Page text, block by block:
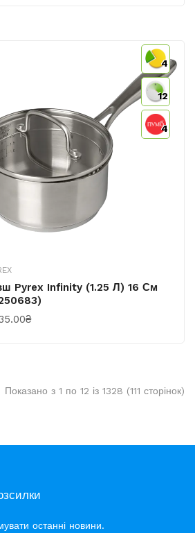
4
12
4
Pyrex Infinity (1.25 Л) 16 См
Показано з 1 по 12 із 1328 (111 сторінок)
останні новини.